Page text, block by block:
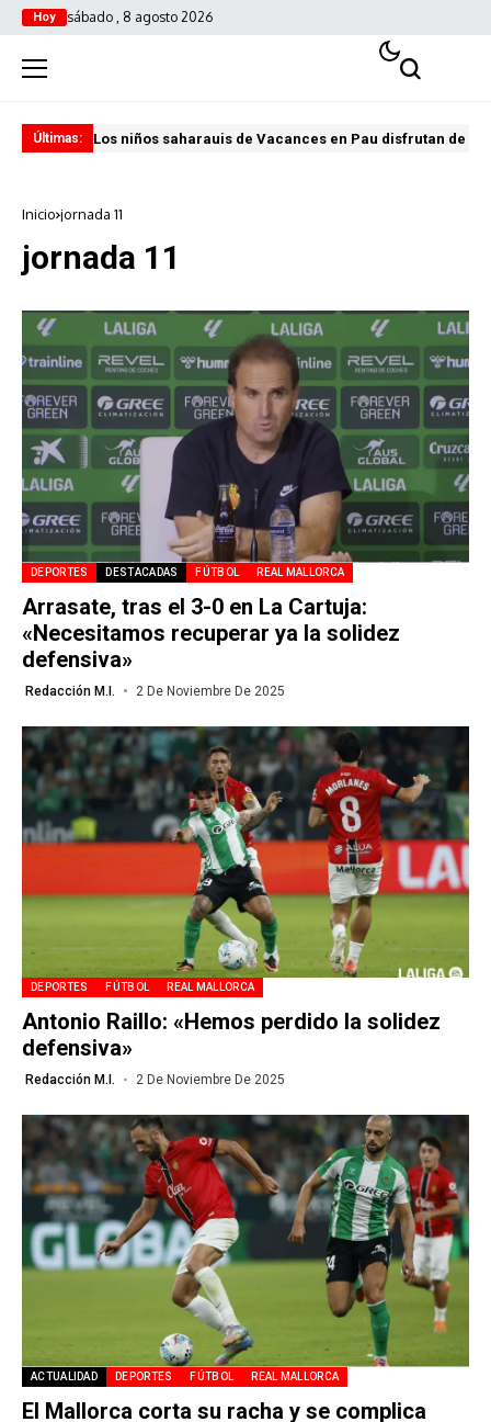
Hoy sábado , 8 agosto 2026
Últimas: Los niños saharauis de Vacances en Pau disfrutan de
Inicio jornada 11
jornada 11
DEPORTES DESTACADAS FÚTBOL REAL MALLORCA
Arrasate, tras el 3-0 en La Cartuja:
«Necesitamos recuperar ya la solidez
defensiva»
Redacción M.I. 2 De Noviembre De 2025
DEPORTES FÚTBOL REAL MALLORCA
Antonio Raillo: «Hemos perdido la solidez
defensiva»
Redacción M.I. 2 De Noviembre De 2025
ACTUALIDAD DEPORTES FÚTBOL REAL MALLORCA
El Mallorca corta su racha y se complica